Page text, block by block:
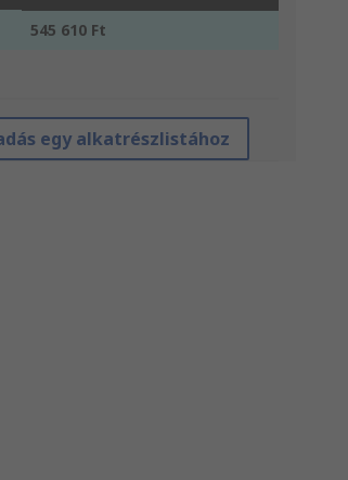
545 610 Ft
egy alkatrészlistához